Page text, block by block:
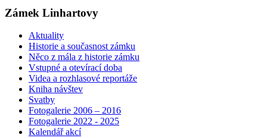
Zámek Linhartovy
Aktuality
Historie a současnost zámku
Něco z mála z historie zámku
Vstupné a otevírací doba
Videa a rozhlasové reportáže
Kniha návštev
Svatby
Fotogalerie 2006 – 2016
Fotogalerie 2022 - 2025
Kalendář akcí